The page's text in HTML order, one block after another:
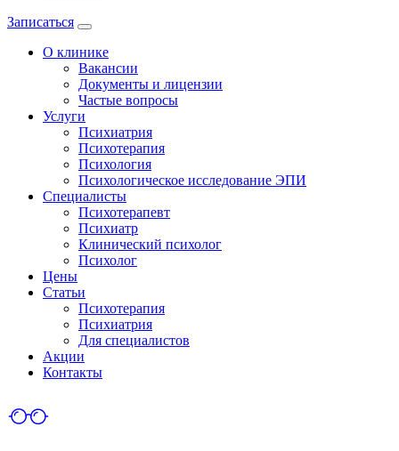
Записаться
О клинике
Вакансии
Документы и лицензии
Частые вопросы
Услуги
Психиатрия
Психотерапия
Психология
Психологическое исследование ЭПИ
Специалисты
Психотерапевт
Психиатр
Клинический психолог
Психолог
Цены
Статьи
Психотерапия
Психиатрия
Для специалистов
Акции
Контакты